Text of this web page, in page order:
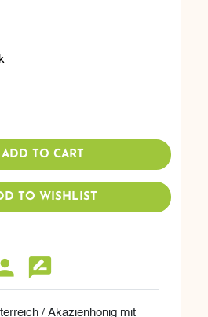
ADD TO CART
TO WISHLIST
/ Akazienhonig mit